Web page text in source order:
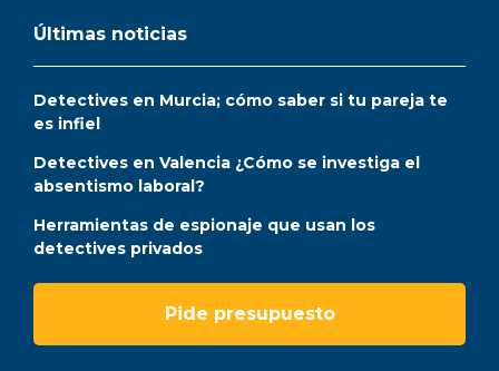
Últimas noticias
Detectives en Murcia; cómo saber si tu pareja te
es infiel
Detectives en Valencia ¿Cómo se investiga el
absentismo laboral?
Herramientas de espionaje que usan los
detectives privados
Pide presupuesto